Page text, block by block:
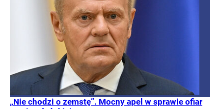
„Nie chodzi o zemstę”. Mocny apel w sprawie ofiar